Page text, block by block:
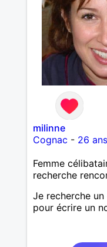
milinne
Cognac - 26 ans
Femme
recherche
Je recherche
pour écrire un